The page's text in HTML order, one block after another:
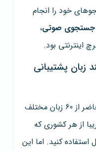
خود را انجام
جستجوی صوتی،
اینترنتی بود.
پشتیبانی
در حال حاضر از 60 زبان مختلف
از هر کشوری که
استفاده کنید. اما این